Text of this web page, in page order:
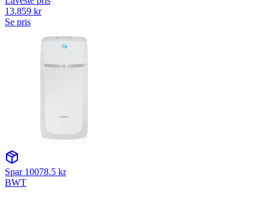
13.859 kr
Se pris
Spar 10078.5 kr
BWT